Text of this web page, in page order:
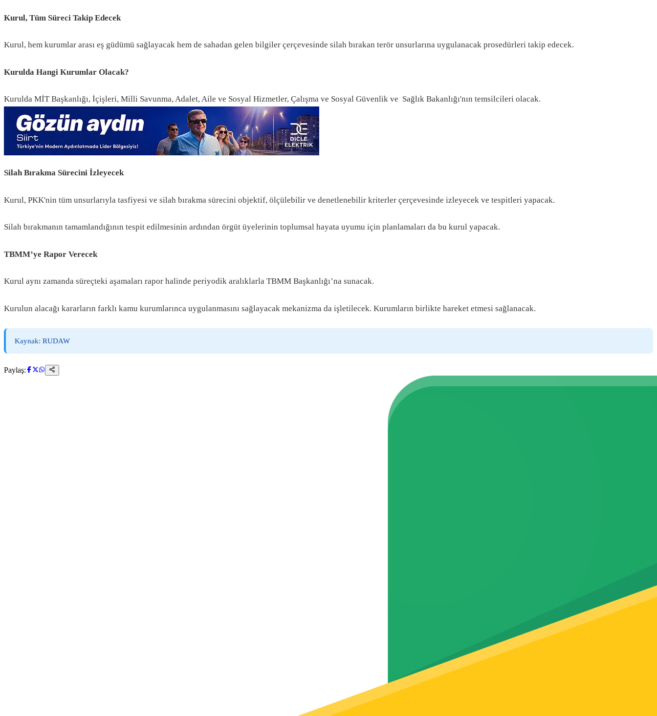
Kurul, Tüm Süreci Takip Edecek
Kurul, hem kurumlar arası eş güdümü sağlayacak hem de sahadan gelen bilgiler çerçevesinde silah bırakan terör unsurlarına uygulanacak prosedürleri takip edecek.
Kurulda Hangi Kurumlar Olacak?
Kurulda MİT Başkanlığı, İçişleri, Milli Savunma, Adalet, Aile ve Sosyal Hizmetler, Çalışma ve Sosyal Güvenlik ve Sağlık Bakanlığı'nın temsilcileri olacak.
Silah Bırakma Sürecini İzleyecek
Kurul, PKK'nin tüm unsurlarıyla tasfiyesi ve silah bırakma sürecini objektif, ölçülebilir ve denetlenebilir kriterler çerçevesinde izleyecek ve tespitleri yapacak.
Silah bırakmanın tamamlandığının tespit edilmesinin ardından örgüt üyelerinin toplumsal hayata uyumu için planlamaları da bu kurul yapacak.
TBMM’ye Rapor Verecek
Kurul aynı zamanda süreçteki aşamaları rapor halinde periyodik aralıklarla TBMM Başkanlığı’na sunacak.
Kurulun alacağı kararların farklı kamu kurumlarınca uygulanmasını sağlayacak mekanizma da işletilecek. Kurumların birlikte hareket etmesi sağlanacak.
Kaynak: RUDAW
Paylaş: